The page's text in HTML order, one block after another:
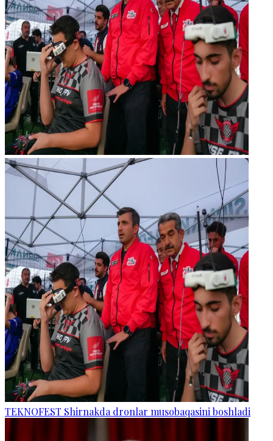
TEKNOFEST Shirnakda dronlar musobaqasini boshladi